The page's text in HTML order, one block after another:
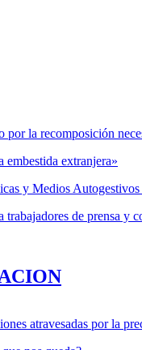
por la recomposición
embestida extranjera»
y Medios
de prensa y
atravesadas por la